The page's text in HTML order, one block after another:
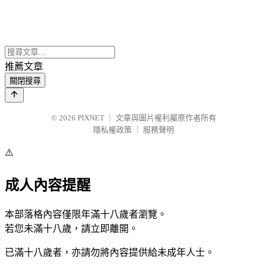
推薦文章
關閉搜尋
© 2026 PIXNET
文章與圖片權利屬原作者所有
隱私權政策
服務聲明
⚠️
成人內容提醒
本部落格內容僅限年滿十八歲者瀏覽。
若您未滿十八歲，請立即離開。
已滿十八歲者，亦請勿將內容提供給未成年人士。